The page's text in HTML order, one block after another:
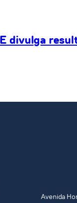
divulga
Avenida